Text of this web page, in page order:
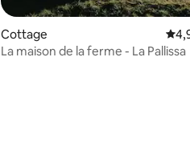
Cottage
La maison de la ferme - La Pallissa